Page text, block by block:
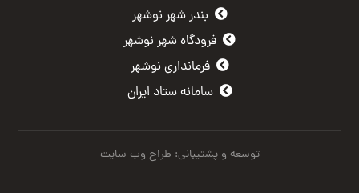
بندر شهر نوشهر
فرودگاه شهر نوشهر
فرمانداری نوشهر
سامانه ستاد ایران
توسعه و پشتیبانی: طراح وب سایت